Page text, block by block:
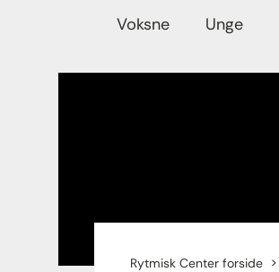
Voksne Unge
Rytmisk Center forside